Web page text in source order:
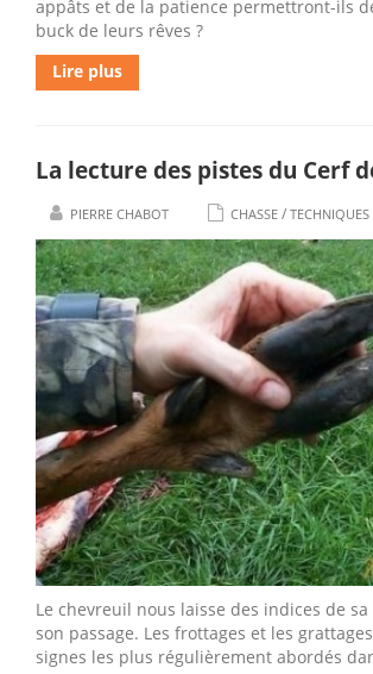
appâts et de la patience permettront-ils
buck de leurs rêves ?
Lire plus
La lecture des pistes du Cerf
PIERRE CHABOT CHASSE /
Le chevreuil nous laisse des indices de
son passage. Les frottages et les
signes les plus régulièrement abordés